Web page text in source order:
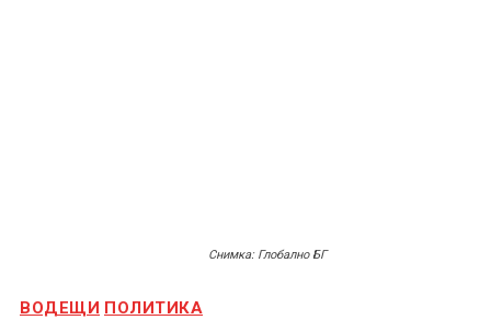
Снимка: Глобално БГ
ВОДЕЩИ ПОЛИТИКА